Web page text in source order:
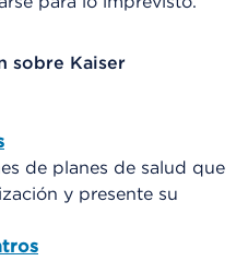
sobre Kaiser
de planes de salud que
y presente su